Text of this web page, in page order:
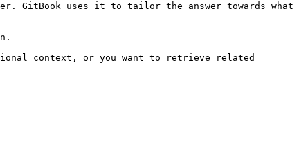
GitBook uses it to tailor the answer towards what
context, or you want to retrieve related